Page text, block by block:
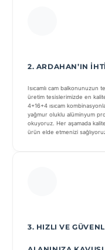
2. ARDAHAN’IN
Isıcamlı cam
üretim tesislerimizde en
4+16+4 ısıcam
yağmur oluklu alüminyum
okuyoruz. Her aşamada
ürün elde etmenizi
3. HIZLI VE